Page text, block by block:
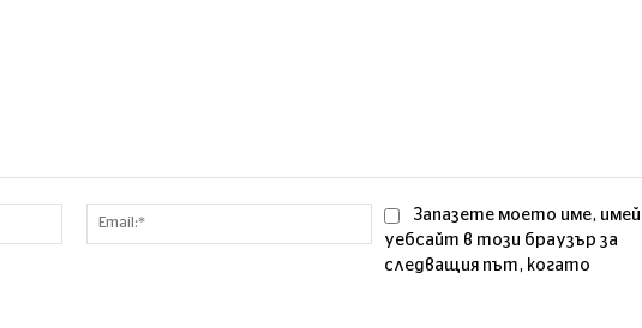
Име*
Email:*Запазете моето име,
уебсайт в този браузър за
следващия път, когато